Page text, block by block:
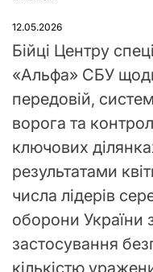
ОПУБЛІКУВАТИ
12.05.2026
Бійці Центру
«Альфа» СБУ
передовій,
ворога та
ключових
результатами
числа лідерів
оборони України
застосування
кількістю